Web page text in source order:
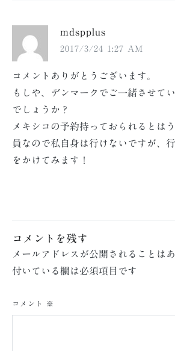
mdspplus
2017/3/24 1:27 AM
コメントありがとうございます。
もしや、デンマークでご一緒させて
でしょうか？
メキシコの予約持っておられるとは
員なので私自身は行けないですが、
をかけてみます！
コメントを残す
メールアドレスが公開されることはあ
付いている欄は必須項目です
コメント ※